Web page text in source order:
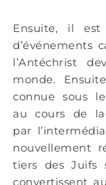
Ensuite, il
d’événements
l’Antéchrist
monde.
connue sous
au cours de
par
nouvellement
tiers des Juifs
convertissent